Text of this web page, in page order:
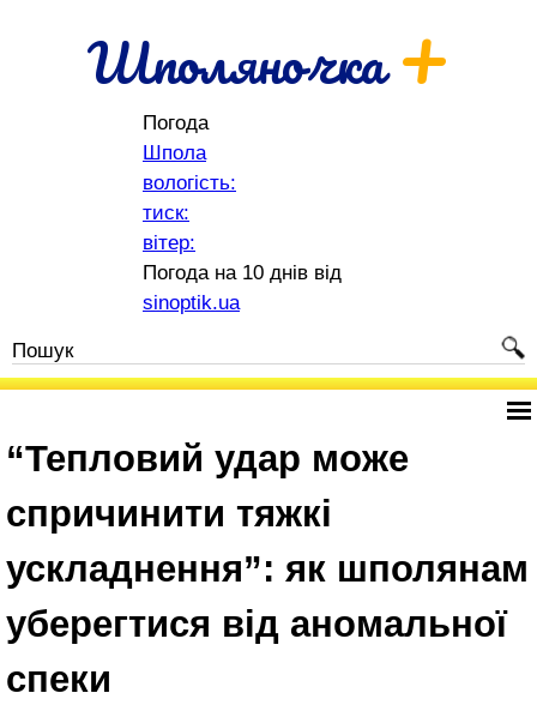
Шполяночка+
Погода
Шпола
вологість:
тиск:
вітер:
Погода на 10 днів від
sinoptik.ua
“Тепловий удар може
спричинити тяжкі
ускладнення”: як шполянам
уберегтися від аномальної
спеки